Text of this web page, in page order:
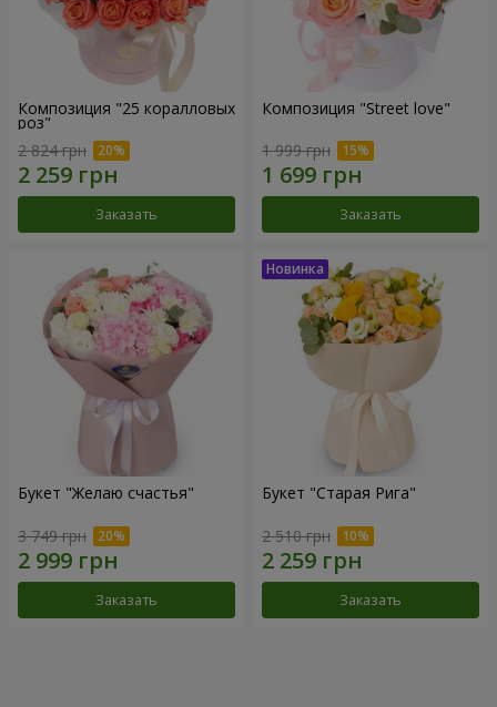
Композиция "25 коралловых
роз"
2 824 грн
Заказать
Композиция "Street love"
1 999 грн
Заказать
Букет "Желаю счастья"
3 749 грн
Заказать
Букет "Старая Рига"
2 510 грн
Заказать